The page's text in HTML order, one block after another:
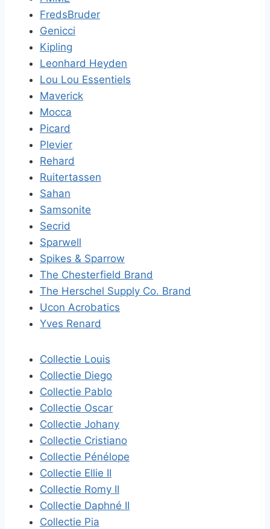
FredsBruder
Genicci
Kipling
Leonhard Heyden
Lou Lou Essentiels
Maverick
Mocca
Picard
Plevier
Rehard
Ruitertassen
Sahan
Samsonite
Secrid
Sparwell
Spikes & Sparrow
The Chesterfield Brand
The Herschel Supply Co. Brand
Ucon Acrobatics
Yves Renard
Collectie Louis
Collectie Diego
Collectie Pablo
Collectie Oscar
Collectie Johany
Collectie Cristiano
Collectie Pénélope
Collectie Ellie II
Collectie Romy II
Collectie Daphné II
Collectie Pia